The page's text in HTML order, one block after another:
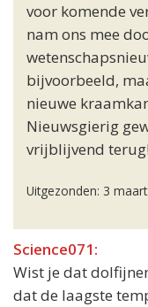
voor komende
nam ons mee
bijvoorbeeld,
nieuwe
Nieuwsgierig
vrijblijvend terug!
Uitgezonden: 3
Science071:
Wist je dat
dat de laagste